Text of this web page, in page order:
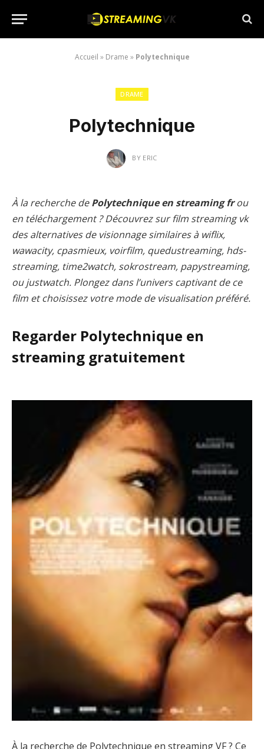
Accueil » Drame » Polytechnique
DRAME
Polytechnique
BY ERIC
À la recherche dePolytechnique en streaming frou
en téléchargement ? Découvrez sur film streaming vk
des alternatives de visionnage similaires à wiflix,
wawacity, cpasmieux, voirfilm, quedustreaming, hds-
streaming, time2watch, sokrostream, papystreaming,
ou justwatch. Plongez dans l’univers captivant de ce
film et choisissez votre mode de visualisation préféré.
Regarder Polytechnique en
streaming gratuitement
À la recherche de Polytechnique en streaming VF ? Ce